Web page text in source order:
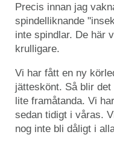
Precis innan jag
spindelliknande
inte spindlar. De här
krulligare.
Vi har fått en ny
jätteskönt. Så blir
lite framåtanda. Vi
sedan tidigt i våras.
nog inte bli dåligt i